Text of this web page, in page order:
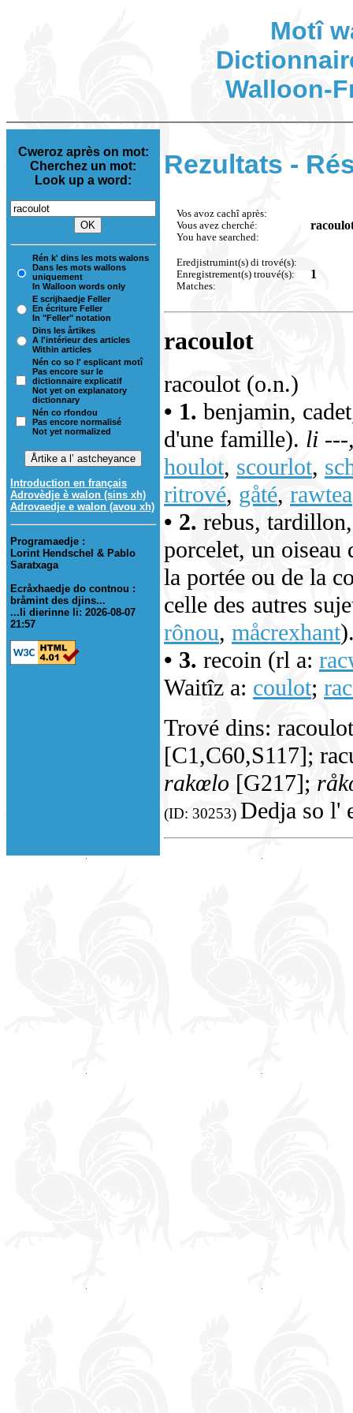
Motî
Walloon-
Cweroz après on mot:
Cherchez un mot:
Look up a word:
Rén k' dins les mots walons
Dans les mots wallons
uniquement
In Walloon words only
E scrijhaedje Feller
En écriture Feller
In "Feller" notation
Dins les årtikes
A l'intérieur des articles
Within articles
Nén co so l' esplicant motî
Pas encore sur le
dictionnaire explicatif
Not yet on explanatory
dictionnary
Nén co rfondou
Pas encore normalisé
Not yet normalized
Introduction en français
Adrovèdje è walon (sins xh)
Adrovaedje e walon (avou xh)
Programaedje :
Lorint Hendschel & Pablo
Saratxaga
Ecråxhaedje do contnou :
bråmint des djins...
...li dierinne li: 2026-08-07
21:57
Rezultats -
Vos avoz cachî après:
Vous avez cherché:
You have searched:
Eredjistrumint(s) di trové(s):
Enregistrement(s) trouvé(s):
Matches:
1
racoulot
racoulot (o.n.)
• 1. benjamin,
d'une famille). li ---
houlot, scourlot,
ritrové, gåté, rawtea
• 2. rebus,
porcelet, un oiseau
la portée ou de la
celle des autres
rônou, måcrexhant
• 3. recoin (rl a:
Waitîz a: coulot;
Trové dins:
[C1,C60,S117];
rakœlo [G217];
(ID: 30253) Dedja so l'